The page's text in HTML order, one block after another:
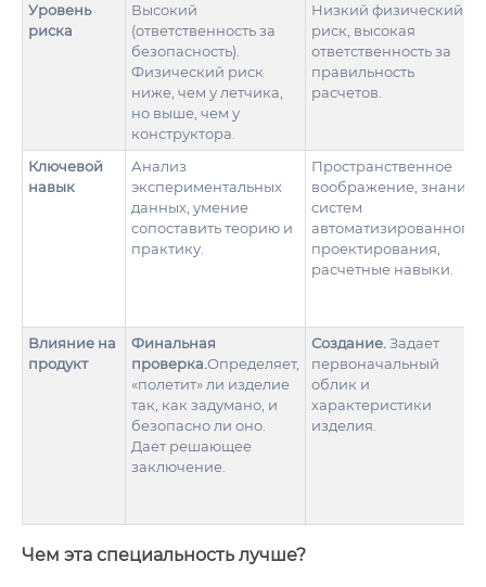
Уровень
риска
Высокий
(ответственность за
безопасность).
Физический риск
ниже, чем у летчика,
но выше, чем у
конструктора.
Низкий физический
риск, высокая
ответственность за
правильность
расчетов.
Ключевой
навык
Анализ
экспериментальных
данных, умение
сопоставить теорию и
практику.
Пространственное
воображение, знание
систем
автоматизированного
проектирования,
расчетные навыки.
Влияние на
продукт
Финальная
проверка.Определяет,
«полетит» ли изделие
так, как задумано, и
безопасно ли оно.
Дает решающее
заключение.
Создание. Задает
первоначальный
облик и
характеристики
изделия.
Чем эта специальность лучше?